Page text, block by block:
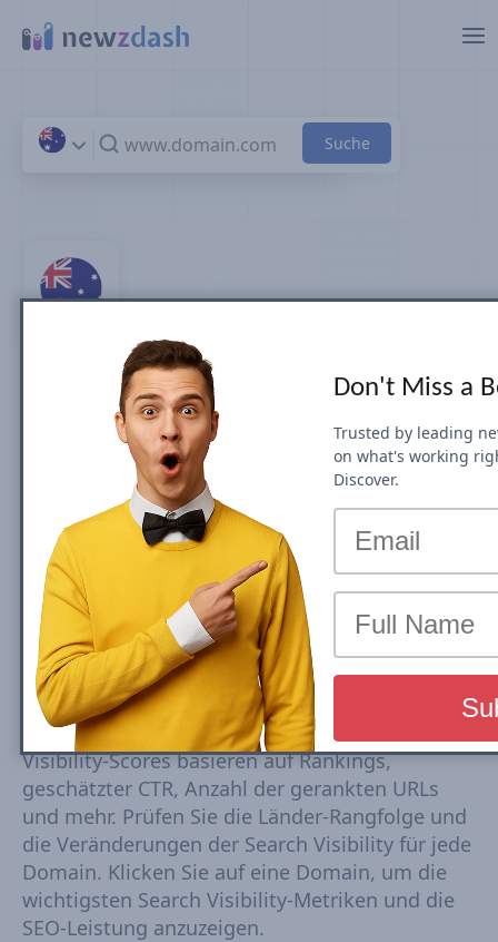
Top 100 -
Nachrichtenseiten und -
Verlage in Australia
nach Search Visibility (July 2026)
Die Rankings der Top--Australia-
Nachrichtenseiten basieren auf der Google
Mobile Search Visibility in den Top Stories
(News Box) Carousel. Die Top Search Visibility
beruht auf einem dynamischen Satz von
Keywords, die aus Trends abgeleitet werden,
die alle 15–30 Minuten verfolgt werden. Die
Visibility-Scores basieren auf Rankings,
geschätzter CTR, Anzahl der gerankten URLs
und mehr. Prüfen Sie die Länder-Rangfolge und
die Veränderungen der Search Visibility für jede
Domain. Klicken Sie auf eine Domain, um die
wichtigsten Search Visibility-Metriken und die
SEO-Leistung anzuzeigen.
Don't Miss a
Trusted by leading
on what's working
Discover.